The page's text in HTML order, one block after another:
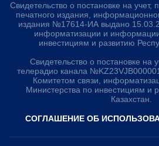
Свидетельство о постановке на учет,
печатного издания,
издания №17614-ИА выдано
информатизации и
инвестициям и развитию
Свидетельство о постановке на
телерадио канала
Комитетом связи,
Министерства по инвестициям и
Казахстан.
СОГЛАШЕНИЕ ОБ